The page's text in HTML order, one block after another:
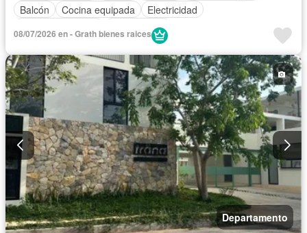
Balcón
Cocina equipada
Electricidad
Solo familias
08/07/2026 en - Grath bienes raices
Departamento